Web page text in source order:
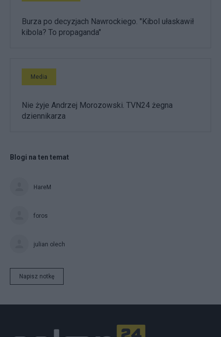
Burza po decyzjach Nawrockiego. "Kibol ułaskawił
kibola? To propaganda"
Media
Nie żyje Andrzej Morozowski. TVN24 żegna
dziennikarza
Blogi na ten temat
HareM
foros
julian olech
Napisz notkę